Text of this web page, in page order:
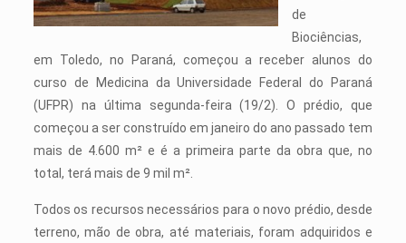
de
Biociências,
em Toledo, no Paraná, começou a receber alunos do
curso de Medicina da Universidade Federal do Paraná
(UFPR) na última segunda-feira (19/2). O prédio, que
começou a ser construído em janeiro do ano passado tem
mais de 4.600 m² e é a primeira parte da obra que, no
total, terá mais de 9 mil m².
Todos os recursos necessários para o novo prédio, desde
terreno, mão de obra, até materiais, foram adquiridos e